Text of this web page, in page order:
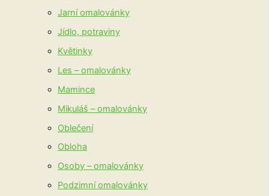
Jarní omalovánky
Jídlo, potraviny
Květinky
Les – omalovánky
Mamince
Mikuláš – omalovánky
Oblečení
Obloha
Osoby – omalovánky
Podzimní omalovánky